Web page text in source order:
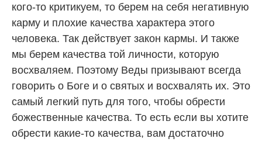
кого-то критикуем, то берем на себя негативную
карму и плохие качества характера этого
человека. Так действует закон кармы. И также
мы берем качества той личности, которую
восхваляем. Поэтому Веды призывают всегда
говорить о Боге и о святых и восхвалять их. Это
самый легкий путь для того, чтобы обрести
божественные качества. То есть если вы хотите
обрести какие-то качества, вам достаточно